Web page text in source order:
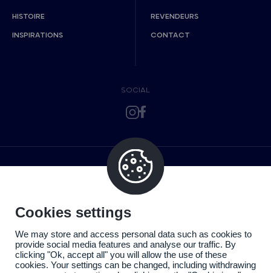
HISTOIRE
INSPIRATIONS
REVENDEURS
CONTACT
SOCIAL
Cookies settings
We may store and access personal data such as cookies to
provide social media features and analyse our traffic. By
clicking "Ok, accept all" you will allow the use of these
cookies. Your settings can be changed, including withdrawing